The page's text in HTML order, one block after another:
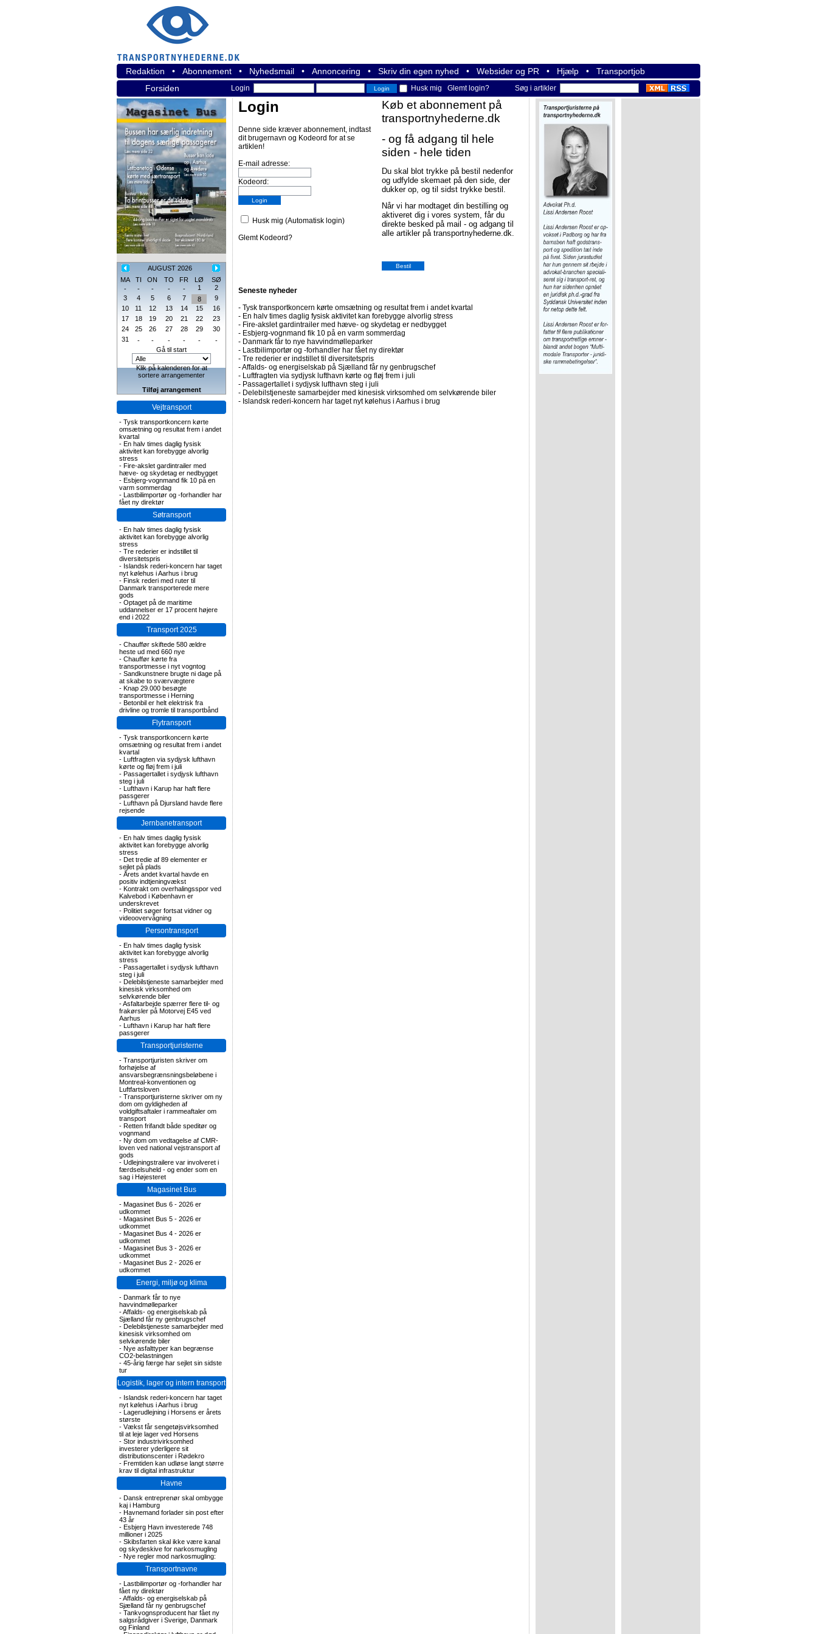
Redaktion • Abonnement • Nyhedsmail • Annoncering • Skriv din egen nyhed • Websider og PR • Hjælp • Transportjob
Forsiden
Login Husk mig Glemt login? Søg i artikler
AUGUST 2026
MA
TI ON TO FR LØ
SØ
-
- - - - 1
2
3
4 5 6 7 8
9
10
11 12 13 14 15
16
17
18 19 20 21 22
23
24
25 26 27 28 29
30
31
- - - - -
-
Gå til start
Klik på kalenderen for at
sortere arrangementer
Tilføj arrangement
Vejtransport
- Tysk transportkoncern kørte
omsætning og resultat frem i andet
kvartal
- En halv times daglig fysisk
aktivitet kan forebygge alvorlig
stress
- Fire-akslet gardintrailer med
hæve- og skydetag er nedbygget
- Esbjerg-vognmand fik 10 på en
varm sommerdag
- Lastbilimportør og -forhandler har
fået ny direktør
Søtransport
- En halv times daglig fysisk
aktivitet kan forebygge alvorlig
stress
- Tre rederier er indstillet til
diversitetspris
- Islandsk rederi-koncern har taget
nyt kølehus i Aarhus i brug
- Finsk rederi med ruter til
Danmark transporterede mere
gods
- Optaget på de maritime
uddannelser er 17 procent højere
end i 2022
Transport 2025
- Chauffør skiftede 580 ældre
heste ud med 660 nye
- Chauffør kørte fra
transportmesse i nyt vogntog
- Sandkunstnere brugte ni dage på
at skabe to sværvægtere
- Knap 29.000 besøgte
transportmesse i Herning
- Betonbil er helt elektrisk fra
drivline og tromle til transportbånd
Flytransport
- Tysk transportkoncern kørte
omsætning og resultat frem i andet
kvartal
- Luftfragten via sydjysk lufthavn
kørte og fløj frem i juli
- Passagertallet i sydjysk lufthavn
steg i juli
- Lufthavn i Karup har haft flere
passgerer
- Lufthavn på Djursland havde flere
rejsende
Jernbanetransport
- En halv times daglig fysisk
aktivitet kan forebygge alvorlig
stress
- Det tredie af 89 elementer er
sejlet på plads
- Årets andet kvartal havde en
positiv indtjeningvækst
- Kontrakt om overhalingsspor ved
Kalvebod i København er
underskrevet
- Politiet søger fortsat vidner og
videoovervågning
Persontransport
- En halv times daglig fysisk
aktivitet kan forebygge alvorlig
stress
- Passagertallet i sydjysk lufthavn
steg i juli
- Delebilstjeneste samarbejder med
kinesisk virksomhed om
selvkørende biler
-Asfaltarbejde spærrer flere til- og
frakørsler på Motorvej E45 ved
Aarhus
- Lufthavn i Karup har haft flere
passgerer
Transportjuristerne
- Transportjuristen skriver om
forhøjelse af
ansvarsbegrænsningsbeløbene i
Montreal-konventionen og
Luftfartsloven
- Transportjuristerne skriver om ny
dom om gyldigheden af
voldgiftsaftaler i rammeaftaler om
transport
- Retten frifandt både speditør og
vognmand
- Ny dom om vedtagelse af CMR-
loven ved national vejstransport af
gods
- Udlejningstrailere var involveret i
færdselsuheld - og ender som en
sag i Højesteret
Magasinet Bus
- Magasinet Bus 6 - 2026 er
udkommet
- Magasinet Bus 5 - 2026 er
udkommet
- Magasinet Bus 4 - 2026 er
udkommet
- Magasinet Bus 3 - 2026 er
udkommet
- Magasinet Bus 2 - 2026 er
udkommet
Energi, miljø og klima
- Danmark får to nye
havvindmølleparker
-Affalds- og energiselskab på
Sjælland får ny genbrugschef
- Delebilstjeneste samarbejder med
kinesisk virksomhed om
selvkørende biler
- Nye asfalttyper kan begrænse
CO2-belastningen
- 45-årig færge har sejlet sin sidste
tur
Logistik, lager og intern transport
- Islandsk rederi-koncern har taget
nyt kølehus i Aarhus i brug
- Lagerudlejning i Horsens er årets
største
- Vækst får sengetøjsvirksomhed
til at leje lager ved Horsens
- Stor industrivirksomhed
investerer yderligere sit
distributionscenter i Rødekro
- Fremtiden kan udløse langt større
krav til digital infrastruktur
Havne
- Dansk entreprenør skal ombygge
kaj i Hamburg
- Havnemand forlader sin post efter
43 år
- Esbjerg Havn investerede 748
millioner i 2025
- Skibsfarten skal ikke være kanal
og skydeskive for narkosmugling
- Nye regler mod narkosmugling:
Transportnavne
- Lastbilimportør og -forhandler har
fået ny direktør
-Affalds- og energiselskab på
Sjælland får ny genbrugschef
- Tankvognsproducent har fået ny
salgsrådgiver i Sverige, Danmark
og Finland
Login
Denne side kræver abonnement, indtast
dit brugernavn og Kodeord for at se
artiklen!
E-mail adresse:
Kodeord:
Husk mig (Automatisk login)
Glemt Kodeord?
Køb et abonnement på
transportnyhederne.dk
- og få adgang til hele
siden - hele tiden
Du skal blot trykke på bestil nedenfor
og udfylde skemaet på den side, der
dukker op, og til sidst trykke bestil.
Når vi har modtaget din bestilling og
aktiveret dig i vores system, får du
direkte besked på mail - og adgang til
alle artikler på transportnyhederne.dk.
Seneste nyheder
- Tysk transportkoncern kørte omsætning og resultat frem i andet kvartal
- En halv times daglig fysisk aktivitet kan forebygge alvorlig stress
- Fire-akslet gardintrailer med hæve- og skydetag er nedbygget
- Esbjerg-vognmand fik 10 på en varm sommerdag
- Danmark får to nye havvindmølleparker
- Lastbilimportør og -forhandler har fået ny direktør
- Tre rederier er indstillet til diversitetspris
-Affalds- og energiselskab på Sjælland får ny genbrugschef
- Luftfragten via sydjysk lufthavn kørte og fløj frem i juli
- Passagertallet i sydjysk lufthavn steg i juli
- Delebilstjeneste samarbejder med kinesisk virksomhed om selvkørende biler
- Islandsk rederi-koncern har taget nyt kølehus i Aarhus i brug